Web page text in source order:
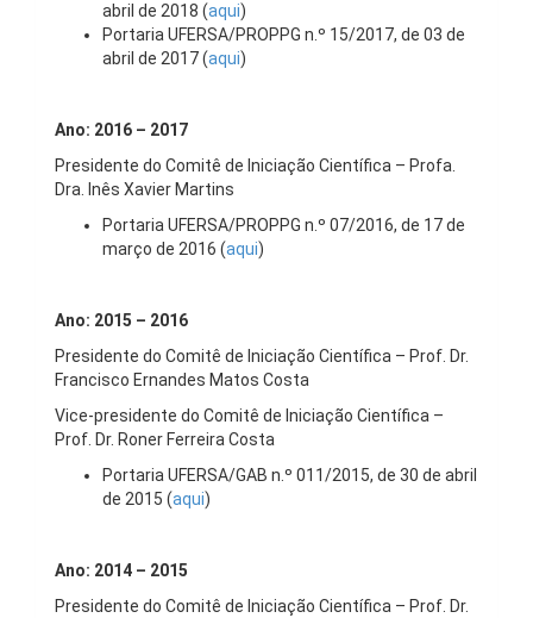
abril de 2018 (aqui)
Portaria UFERSA/PROPPG n.º 15/2017, de 03 de
abril de 2017 (aqui)
Ano: 2016 – 2017
Presidente do Comitê de Iniciação Científica – Profa.
Dra. Inês Xavier Martins
Portaria UFERSA/PROPPG n.º 07/2016, de 17 de
março de 2016 (aqui)
Ano: 2015 – 2016
Presidente do Comitê de Iniciação Científica – Prof. Dr.
Francisco Ernandes Matos Costa
Vice-presidente do Comitê de Iniciação Científica –
Prof. Dr. Roner Ferreira Costa
Portaria UFERSA/GAB n.º 011/2015, de 30 de abril
de 2015 (aqui)
Ano: 2014 – 2015
Presidente do Comitê de Iniciação Científica – Prof. Dr.